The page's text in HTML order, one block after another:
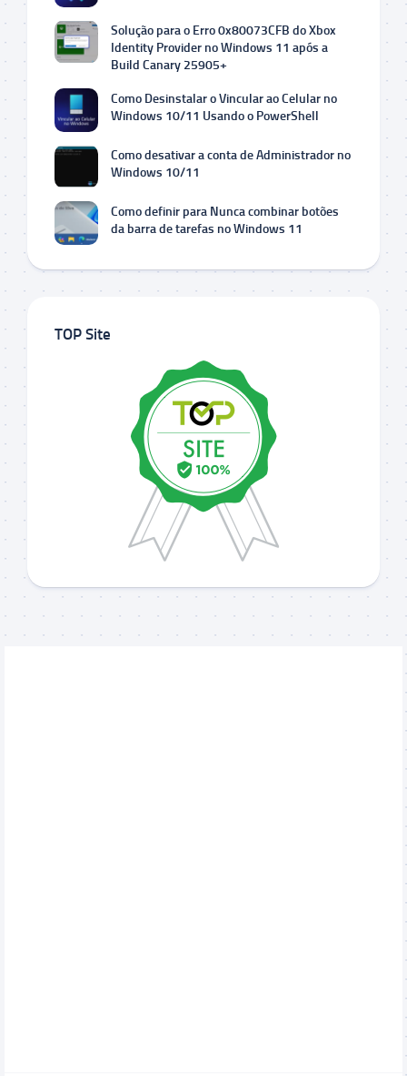
Solução para o Erro 0x80073CFB do Xbox
Identity Provider no Windows 11 após a
Build Canary 25905+
Como Desinstalar o Vincular ao Celular no
Windows 10/11 Usando o PowerShell
Como desativar a conta de Administrador no
Windows 10/11
Como definir para Nunca combinar botões
da barra de tarefas no Windows 11
TOP Site